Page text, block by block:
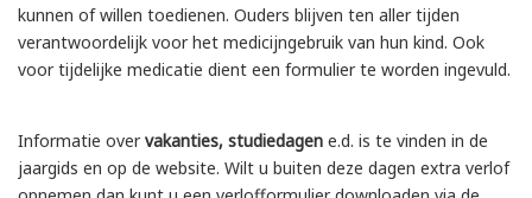
kunnen of willen toedienen. Ouders blijven ten aller tijden
verantwoordelijk voor het medicijngebruik van hun kind. Ook
voor tijdelijke medicatie dient een formulier te worden ingevuld.
Informatie overvakanties, studiedagen e.d. is te vinden in de
jaargids en op de website. Wilt u buiten deze dagen extra verlof